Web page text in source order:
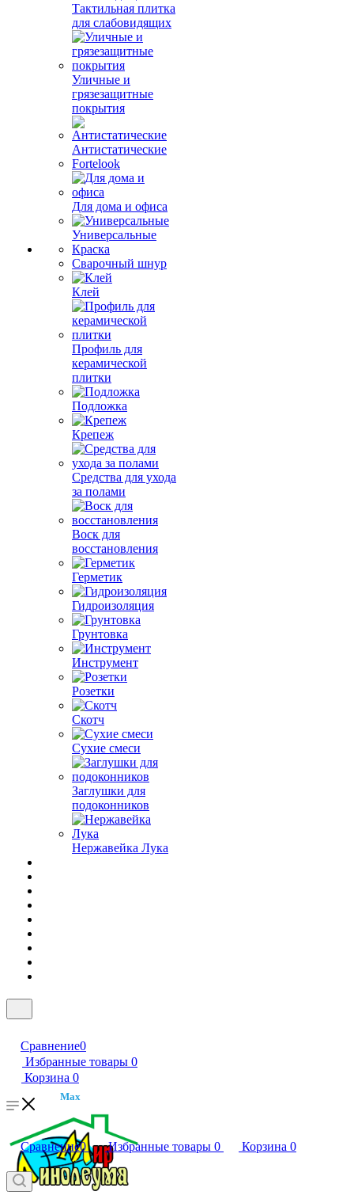
Тактильная плитка
для слабовидящих
Уличные и
грязезащитные
покрытия
Антистатические
Fortelook
Для дома и офиса
Универсальные
Краска
Сварочный шнур
Клей
Профиль для
керамической
плитки
Подложка
Крепеж
Средства для ухода
за полами
Воск для
восстановления
Герметик
Гидроизоляция
Грунтовка
Инструмент
Розетки
Скотч
Сухие смеси
Заглушки для
подоконников
Нержавейка Лука
Сравнение0
Избранные товары 0
Корзина 0
Max
Сравнение0 Избранные товары 0 Корзина 0